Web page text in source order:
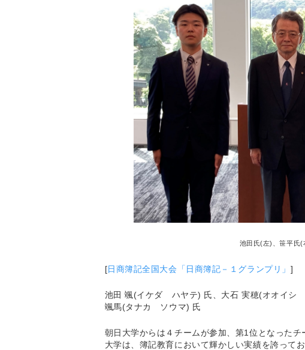
池田氏(左)、笹平氏
[日商簿記全国大会「日商簿記－１グランプリ」 ]
池田 颯(イケダ ハヤテ) 氏、大石 実穂(オオイ
颯馬(タナカ ソウマ) 氏
朝日大学からは４チームが参加、第1位となった
大学は、簿記教育において輝かしい実績を誇って